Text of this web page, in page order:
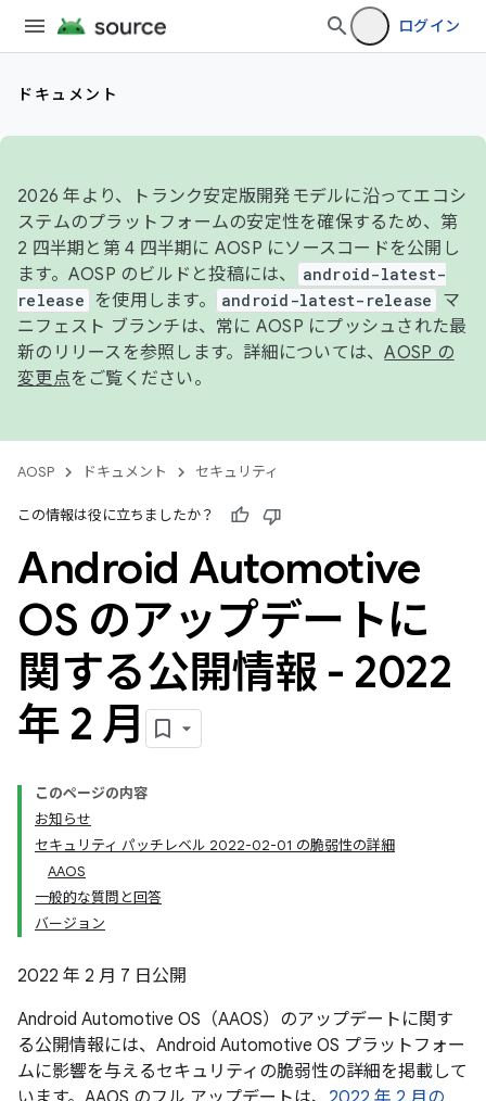
ログイン
ドキュメント
2026 年より、トランク安定版開発モデルに沿ってエコシ
ステムのプラットフォームの安定性を確保するため、第
2 四半期と第 4 四半期に AOSP にソースコードを公開し
ます。AOSP のビルドと投稿には、
android-latest-
release
を使用します。 android-latest-release
マ
ニフェスト ブランチは、常に AOSP にプッシュされた最
新のリリースを参照します。詳細については、AOSP の
変更点をご覧ください。
AOSP ドキュメント セキュリティ
この情報は役に立ちましたか？
Android Automotive
OS のアップデートに
関する公開情報 - 2022
年 2 月
このページの内容
お知らせ
セキュリティ パッチレベル 2022-02-01 の脆弱性の詳細
AAOS
一般的な質問と回答
バージョン
2022 年 2 月 7 日公開
Android Automotive OS（AAOS）のアップデートに関す
る公開情報には、Android Automotive OS プラットフォー
ムに影響を与えるセキュリティの脆弱性の詳細を掲載して